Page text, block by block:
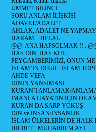
ÜMMET BİLİNCİ
SORU ANLAM İLİŞKİSİ
ADAVET/ADALET
AHLAK, ADALET NE
HARAM – HELAL
@@. ANA HAPSOLMAK !! .
HAS DİN, HAS KUL
PEYGAMBERİMİZİ, ONUN
İSLAM’IN DEGİL, İSLAM
AHDE VEFA
DİNİN YANSIMASI
KURAN’I ANLAMAK/
İMANLA HAYATIN İÇİN DE
KURAN DA SARP YOKUŞ
DİN ve İNSAN/İNSANLIK
İSLAM ÜLKELERİN DE
HİCRET - MUHARREM AYI